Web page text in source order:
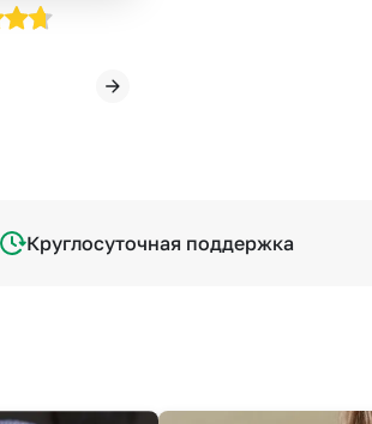
Круглосуточная поддержка